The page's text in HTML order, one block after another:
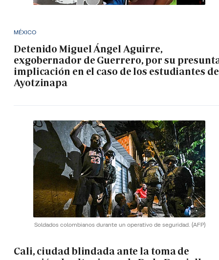
MÉXICO
Detenido Miguel Ángel Aguirre,
exgobernador de Guerrero, por su
implicación en el caso de los estudiantes de
Ayotzinapa
Soldados colombianos durante un operativo de seguridad. (AFP)
Cali, ciudad blindada ante la toma de